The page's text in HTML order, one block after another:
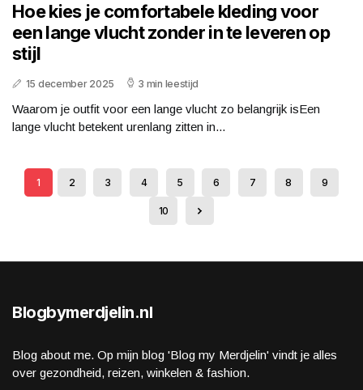
Hoe kies je comfortabele kleding voor
een lange vlucht zonder in te leveren op
stijl
15 december 2025 3 min leestijd
Waarom je outfit voor een lange vlucht zo belangrijk isEen
lange vlucht betekent urenlang zitten in...
1 2 3 4 5 6 7 8 9
10
Blogbymerdjelin.nl
Blog about me. Op mijn blog 'Blog my Merdjelin' vindt je alles
over gezondheid, reizen, winkelen & fashion.